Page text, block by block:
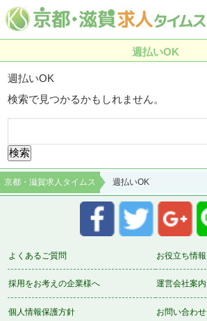
週払いOK
週払いOK
検索で見つかるかもしれません。
索:
京都・滋賀求人タイムス 週払いOK
よくあるご質問 お役立ち情報
採用をお考えの企業様へ 運営会社案内
個人情報保護方針 お問い合わせ